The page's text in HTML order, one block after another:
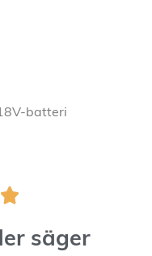
batteri

säger